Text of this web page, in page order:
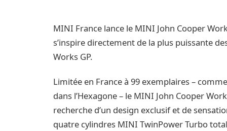
MINI France lance le MINI John Cooper
s’inspire directement de la plus puissante
Works GP.
Limitée en France à 99 exemplaires –
dans l’Hexagone – le MINI John Cooper
recherche d’un design exclusif et de
quatre cylindres MINI TwinPower Turbo